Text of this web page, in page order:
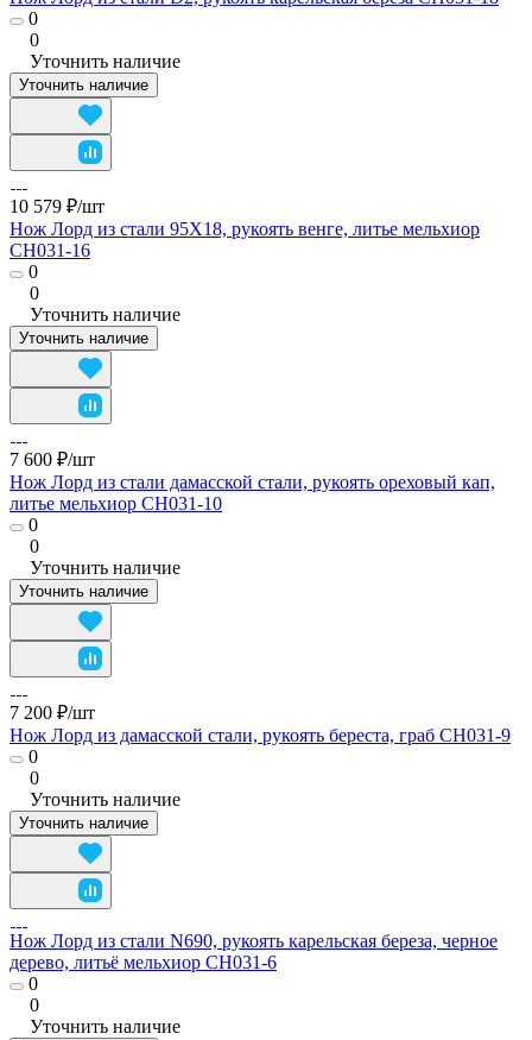
0
0
Уточнить наличие
Уточнить наличие
10 579 ₽/шт
Нож Лорд из стали 95Х18, рукоять венге, литье мельхиор
CH031-16
0
0
Уточнить наличие
Уточнить наличие
7 600 ₽/шт
Нож Лорд из стали дамасской стали, рукоять ореховый кап,
литье мельхиор CH031-10
0
0
Уточнить наличие
Уточнить наличие
7 200 ₽/шт
Нож Лорд из дамасской стали, рукоять береста, граб CH031-9
0
0
Уточнить наличие
Уточнить наличие
Нож Лорд из стали N690, рукоять карельская береза, черное
дерево, литьё мельхиор CH031-6
0
0
Уточнить наличие